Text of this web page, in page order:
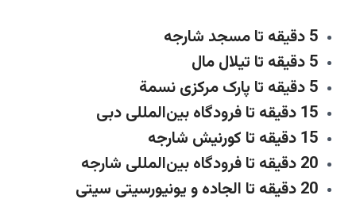
5 دقیقه تا مسجد شارجه
5 دقیقه تا تیلال مال
5 دقیقه تا پارک مرکزی نسمة
15 دقیقه تا فرودگاه بین‌المللی دبی
15 دقیقه تا کورنیش شارجه
20 دقیقه تا فرودگاه بین‌المللی شارجه
20 دقیقه تا الجاده و یونیورسیتی سیتی